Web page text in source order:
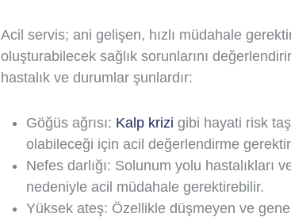
Acil servis; ani gelişen, hızlı müdahale
oluşturabilecek sağlık sorunlarını
hastalık ve durumlar şunlardır:
Göğüs ağrısı: Kalp krizi gibi hayati risk
olabileceği için acil değerlendirme
Nefes darlığı: Solunum yolu hastalıkları
nedeniyle acil müdahale gerektirebilir.
Yüksek ateş: Özellikle düşmeyen ve